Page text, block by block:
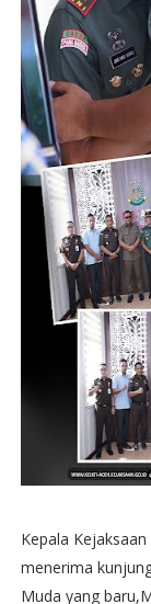
Kepala
menerima
Muda yang